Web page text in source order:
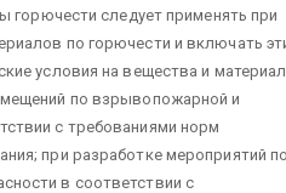
горючести следует применять при
по горючести и включать
условия на вещества и
по взрывопожарной и
с требованиями норм
при разработке мероприятий
в соответствии с